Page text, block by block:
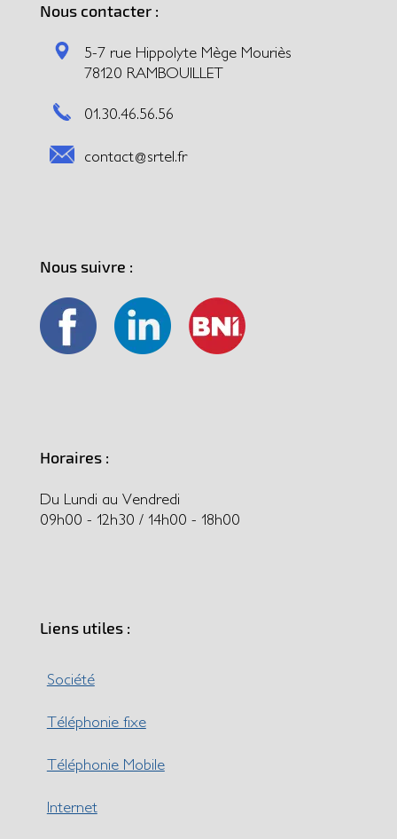
Nous contacter :
5-7 rue Hippolyte Mège Mouriès
78120 RAMBOUILLET
01.30.46.56.56
contact@srtel.fr
Nous suivre :
Horaires :
Du Lundi au Vendredi
09h00 - 12h30 / 14h00 - 18h00
Liens utiles :
Société
Téléphonie fixe
Téléphonie Mobile
Internet